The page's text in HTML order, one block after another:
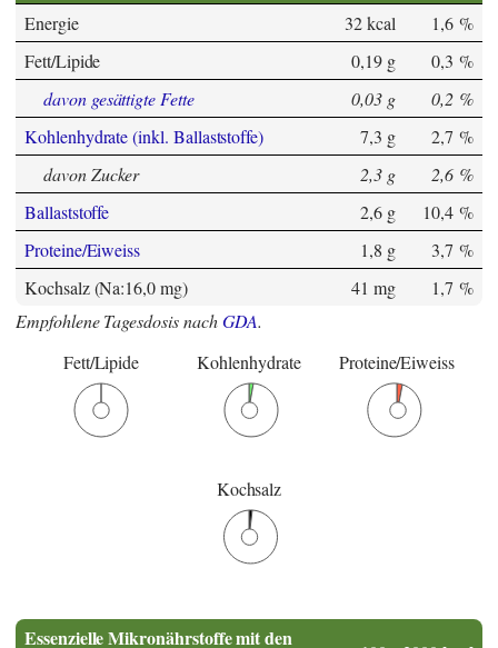
Energie 32 kcal
1,6 %
Fett/Lipide
0,19 g
0,3 %
davon gesättigte Fette
0,03 g
0,2 %
Kohlenhydrate (inkl. Ballaststoffe)
7,3 g
2,7 %
davon Zucker
2,3 g
2,6 %
Ballaststoffe
2,6 g
10,4 %
Proteine/Eiweiss
1,8 g
3,7 %
Kochsalz (Na:16,0 mg)
41 mg
1,7 %
Empfohlene Tagesdosis nachGDA.
Fett/Lipide
Kohlenhydrate Proteine/Eiweiss
Kochsalz
Essenzielle Mikronährstoffe mit den